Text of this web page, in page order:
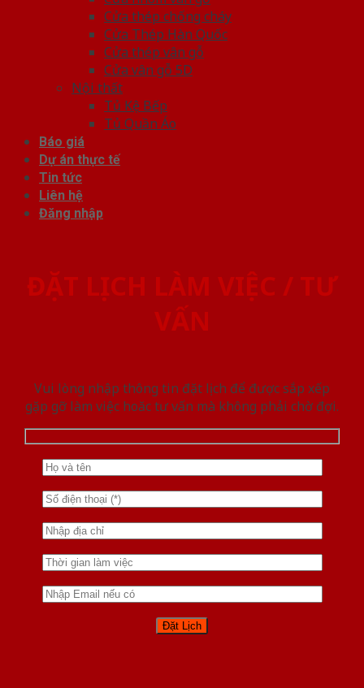
Cửa thép chống cháy
Cửa Thép Hàn Quốc
Cửa thép vân gỗ
Cửa vân gỗ 5D
Nội thất
Tủ Kệ Bếp
Tủ Quần Áo
Báo giá
Dự án thực tế
Tin tức
Liên hệ
Đăng nhập
ĐẶT LỊCH LÀM VIỆC / TƯ
VẤN
Vui lòng nhập thông tin đặt lịch để được sắp xếp
gặp gỡ làm việc hoăc tư vấn mà không phải chờ đợi.